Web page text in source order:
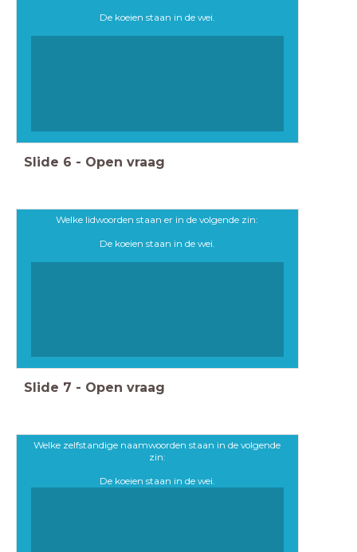
De koeien staan in de wei.
Slide 6 - Open vraag
Welke lidwoorden staan er in de volgende zin:
De koeien staan in de wei.
Slide 7 - Open vraag
Welke zelfstandige naamwoorden staan in de volgende
zin:
De koeien staan in de wei.